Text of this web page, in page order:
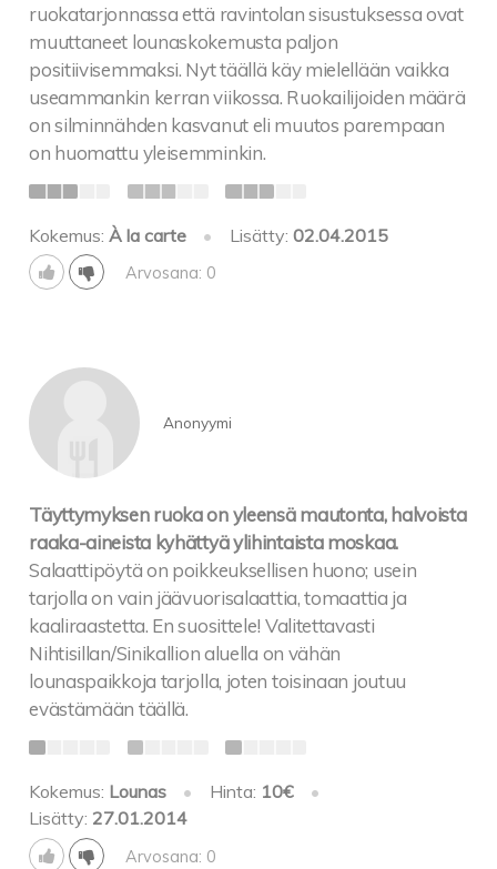
ruokatarjonnassa että ravintolan sisustuksessa ovat
muuttaneet lounaskokemusta paljon
positiivisemmaksi. Nyt täällä käy mielellään vaikka
useammankin kerran viikossa. Ruokailijoiden määrä
on silminnähden kasvanut eli muutos parempaan
on huomattu yleisemminkin.
Kokemus:À la carte • Lisätty: 02.04.2015
Arvosana: 0
Anonyymi
Täyttymyksen ruoka on yleensä mautonta, halvoista
raaka-aineista kyhättyä ylihintaista moskaa.
Salaattipöytä on poikkeuksellisen huono; usein
tarjolla on vain jäävuorisalaattia, tomaattia ja
kaaliraastetta. En suosittele! Valitettavasti
Nihtisillan/Sinikallion aluella on vähän
lounaspaikkoja tarjolla, joten toisinaan joutuu
evästämään täällä.
Kokemus: Lounas • Hinta: 10€
•
Lisätty: 27.01.2014
Arvosana: 0